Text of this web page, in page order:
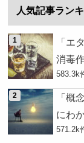
人気記事ラン
「エ
消毒
583.3k
「概
にわ
571.2k